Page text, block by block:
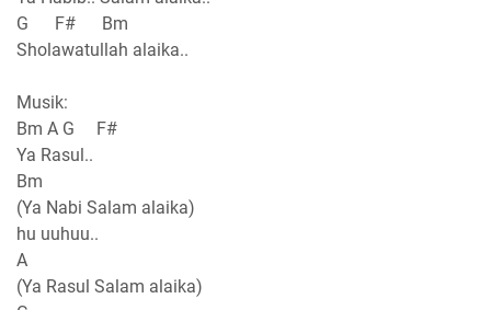
G F# Bm
Sholawatullah alaika..
Musik:
Bm A G F#
Ya Rasul..
Bm
(Ya Nabi Salam alaika)
hu uuhuu..
A
(Ya Rasul Salam alaika)